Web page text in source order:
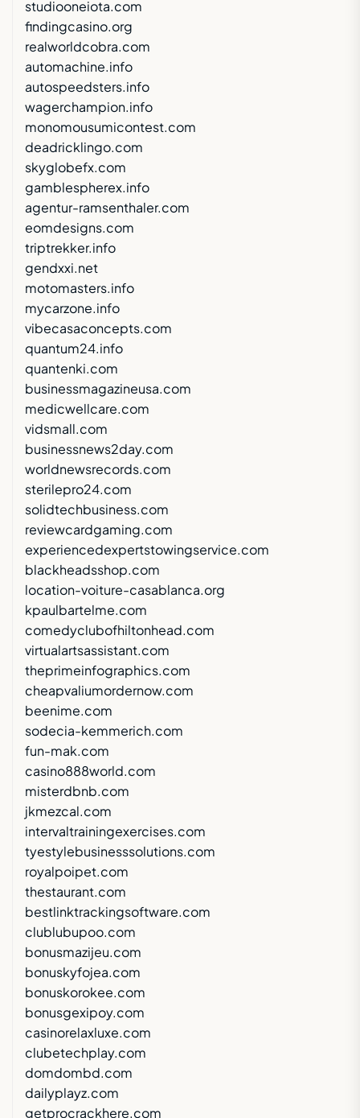
studiooneiota.com
findingcasino.org
realworldcobra.com
automachine.info
autospeedsters.info
wagerchampion.info
monomousumicontest.com
deadricklingo.com
skyglobefx.com
gamblespherex.info
agentur-ramsenthaler.com
eomdesigns.com
triptrekker.info
gendxxi.net
motomasters.info
mycarzone.info
vibecasaconcepts.com
quantum24.info
quantenki.com
businessmagazineusa.com
medicwellcare.com
vidsmall.com
businessnews2day.com
worldnewsrecords.com
sterilepro24.com
solidtechbusiness.com
reviewcardgaming.com
experiencedexpertstowingservice.com
blackheadsshop.com
location-voiture-casablanca.org
kpaulbartelme.com
comedyclubofhiltonhead.com
virtualartsassistant.com
theprimeinfographics.com
cheapvaliumordernow.com
beenime.com
sodecia-kemmerich.com
fun-mak.com
casino888world.com
misterdbnb.com
jkmezcal.com
intervaltrainingexercises.com
tyestylebusinesssolutions.com
royalpoipet.com
thestaurant.com
bestlinktrackingsoftware.com
clublubupoo.com
bonusmazijeu.com
bonuskyfojea.com
bonuskorokee.com
bonusgexipoy.com
casinorelaxluxe.com
clubetechplay.com
domdombd.com
dailyplayz.com
getprocrackhere.com